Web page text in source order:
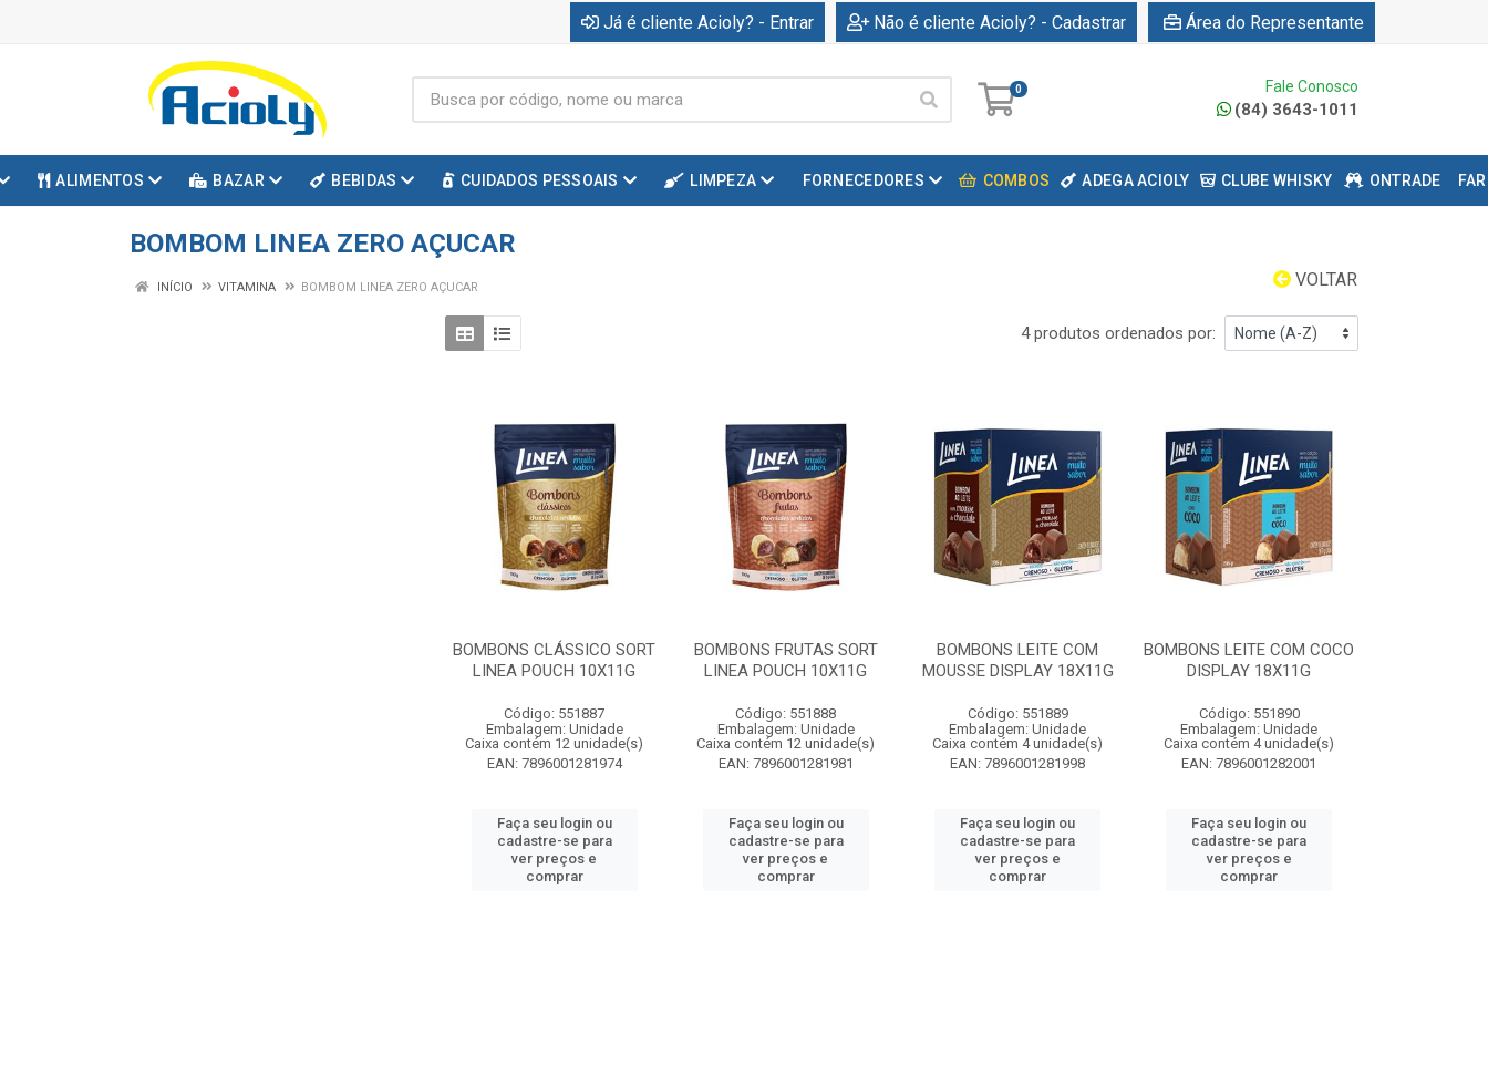
Já é cliente Acioly? - Entrar Não é cliente Acioly? - Cadastrar Área do Representante
0 Fale Conosco
(84) 3643-1011
ALIMENTOS BAZAR BEBIDAS CUIDADOS PESSOAIS LIMPEZA FORNECEDORES COMBOS ADEGA ACIOLY CLUBE WHISKY ONTRADE
BOMBOM LINEA ZERO AÇUCAR
VOLTAR
INÍCIO VITAMINA BOMBOM LINEA ZERO AÇUCAR
4 produtos ordenados por:
BOMBONS CLÁSSICO SORT
LINEA POUCH 10X11G
Código: 551887
Embalagem: Unidade
Caixa contém 12 unidade(s)
EAN: 7896001281974
Faça seu login ou
cadastre-se para
ver preços e
comprar
BOMBONS FRUTAS SORT
LINEA POUCH 10X11G
Código: 551888
Embalagem: Unidade
Caixa contém 12 unidade(s)
EAN: 7896001281981
Faça seu login ou
cadastre-se para
ver preços e
comprar
BOMBONS LEITE COM
MOUSSE DISPLAY 18X11G
Código: 551889
Embalagem: Unidade
Caixa contém 4 unidade(s)
EAN: 7896001281998
Faça seu login ou
cadastre-se para
ver preços e
comprar
BOMBONS LEITE COM COCO
DISPLAY 18X11G
Código: 551890
Embalagem: Unidade
Caixa contém 4 unidade(s)
EAN: 7896001282001
Faça seu login ou
cadastre-se para
ver preços e
comprar